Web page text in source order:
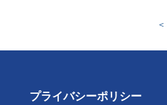
＜
プライバシーポリシー